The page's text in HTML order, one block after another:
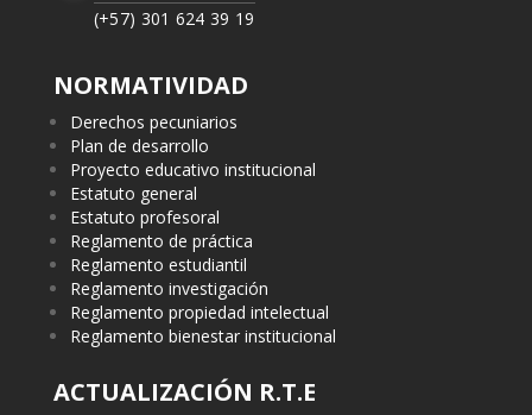
(+57) 301 624 39 19
NORMATIVIDAD
Derechos pecuniarios
Plan de desarrollo
Proyecto educativo institucional
Estatuto general
Estatuto profesoral
Reglamento de práctica
Reglamento estudiantil
Reglamento investigación
Reglamento propiedad intelectual
Reglamento bienestar institucional
ACTUALIZACIÓN R.T.E